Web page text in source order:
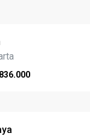
836.000